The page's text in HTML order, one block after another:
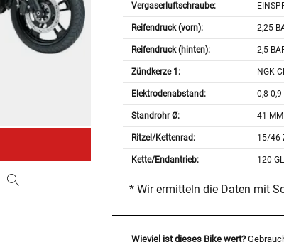
Vergaserluftschraube:
Reifendruck (vorn): 2,25
Reifendruck (hinten): 2,5
Zündkerze 1: NGK
Elektrodenabstand: 0,8-0,9
Standrohr Ø: 41 MM
Ritzel/Kettenrad: 15/46
Kette/Endantrieb: 120
* Wir ermitteln die Daten mit
Wieviel ist dieses Bike wert?